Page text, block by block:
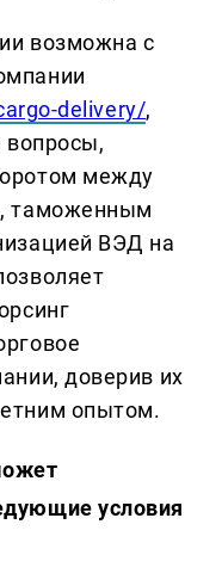
возможна с
delivery/,
вопросы,
между
таможенным
ВЭД на
доверив их
опытом.
условия